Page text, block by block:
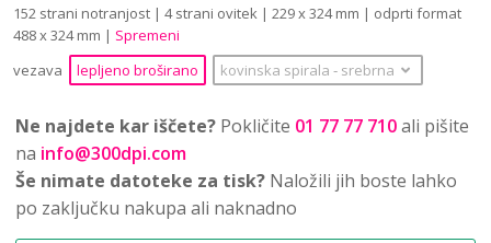
152 strani notranjost | 4 strani ovitek | 229 x 324 mm | odprti format
488 x 324 mm | Spremeni
vezava
lepljeno broširano kovinska spirala ‐ srebrna
Ne najdete kar iščete? Pokličite 01 77 77 710ali pišite
na info@300dpi.com
Še nimate datoteke za tisk? Naložili jih boste lahko
po zaključku nakupa ali naknadno